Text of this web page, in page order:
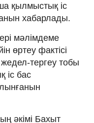
қылмыстық іс
хабарлады.
мәлімдеме
өртеу фактісі
тергеу тобы
iс бас
әкімі Бахыт